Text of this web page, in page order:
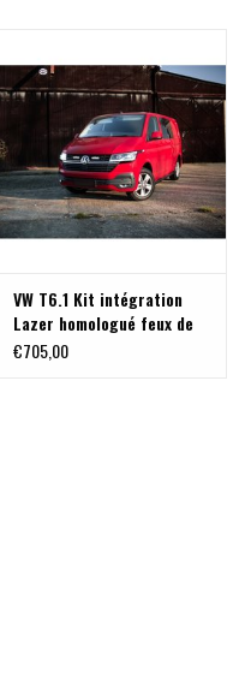
VW T6.1 Kit intégration
Lazer homologué feux de
route
€705,00